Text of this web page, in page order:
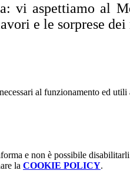
vi aspettiamo al
e le sorprese
al funzionamento ed
e non è possibile
la COOKIE POLICY.